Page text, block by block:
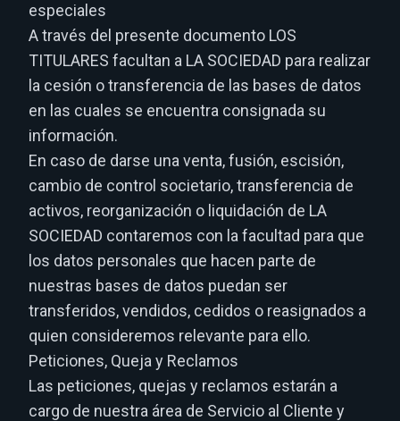
especiales
A través del presente documento LOS
TITULARES facultan a LA SOCIEDAD para realizar
la cesión o transferencia de las bases de datos
en las cuales se encuentra consignada su
información.
En caso de darse una venta, fusión, escisión,
cambio de control societario, transferencia de
activos, reorganización o liquidación de LA
SOCIEDAD contaremos con la facultad para que
los datos personales que hacen parte de
nuestras bases de datos puedan ser
transferidos, vendidos, cedidos o reasignados a
quien consideremos relevante para ello.
Peticiones, Queja y Reclamos
Las peticiones, quejas y reclamos estarán a
cargo de nuestra área de Servicio al Cliente y